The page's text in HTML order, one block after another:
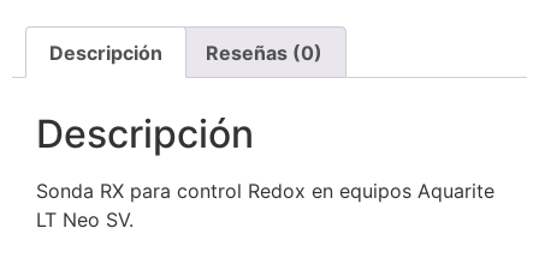
Descripción Reseñas (0)
Descripción
Sonda RX para control Redox en equipos Aquarite
LT Neo SV.